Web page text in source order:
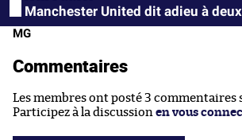
Manchester United dit adieu à
MG
Commentaires
Les membres ont posté 3 commentaires
Participez à la discussion en vous